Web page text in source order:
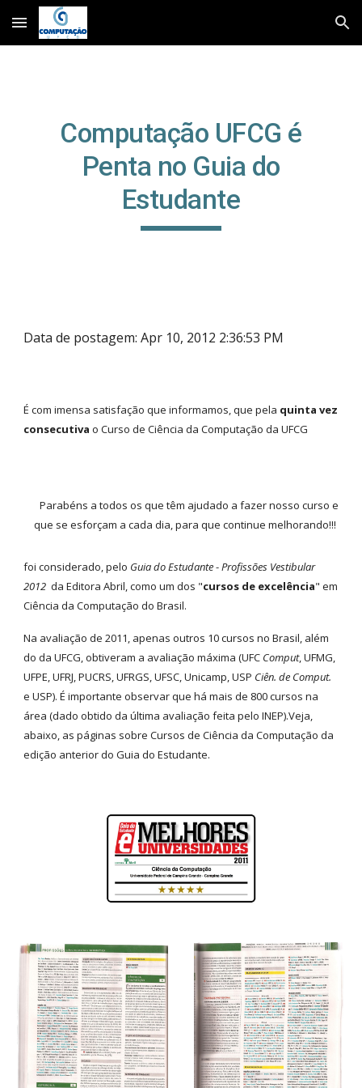
Skip to main content Skip to navigation
Computação UFCG é
Penta no Guia do
Estudante
Data de postagem: Apr 10, 2012 2:36:53 PM
É com imensa satisfação que informamos, que pela quinta vez
consecutiva o Curso de Ciência da Computação da UFCG
Parabéns a todos os que têm ajudado a fazer nosso curso e
que se esforçam a cada dia, para que continue melhorando!!!
foi considerado, pelo Guia do Estudante-Profissões Vestibular
2012 da Editora Abril, como um dos "cursos de excelência" em
Ciência da Computação do Brasil.
Na avaliação de 2011, apenas outros 10 cursos no Brasil, além
do da UFCG, obtiveram a avaliação máxima (UFC Comput, UFMG,
UFPE, UFRJ, PUCRS, UFRGS, UFSC, Unicamp, USP Ciên. de Comput.
e USP). É importante observar que há mais de 800 cursos na
área (dado obtido da última avaliação feita pelo INEP).Veja,
abaixo, as páginas sobre Cursos de Ciência da Computação da
edição anterior do Guia do Estudante.